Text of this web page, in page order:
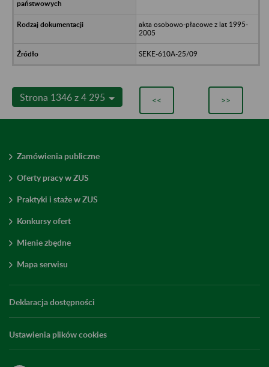
akta osobowo-płacowe z lat 1995-
2005
SEKE-610A-25/09
Strona 1346 z 4 295 << >>
Zamówienia publiczne
Oferty pracy w ZUS
Praktyki i staże w ZUS
Konkursy ofert
Mienie zbędne
Mapa serwisu
Deklaracja dostępności
Ustawienia plików cookies